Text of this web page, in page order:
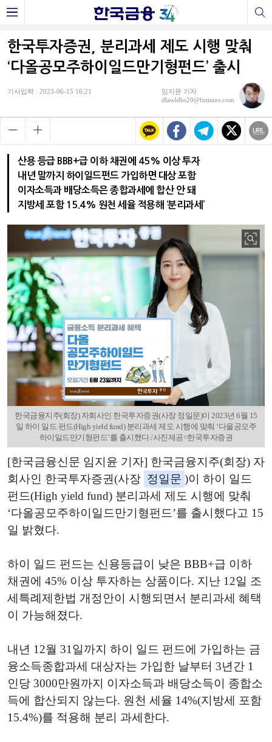
한국투자증권, 분리과세 제도 시행 맞춰
‘다올공모주하이일드만기형펀드’ 출시
기사입력 : 2023-06-15 16:21
임지윤 기자
dlawldbs20@fntimes.com
산용 등급 BBB+급 이하 채권에 45% 이상 투자
내년 말까지 하이일드펀드 가입하면 대상 포함
이자소득과 배당소득은 종합과세에 합산 안 돼
지방세 포함 15.4% 원천 세율 적용해 ‘분리과세’
한국금융지주(회장) 자회사인 한국투자증권(사장 정일문)이 2023년 6월 15
일 하이 일드 펀드(High yield fund) 분리과세 제도 시행에 맞춰 ‘다올공모주
하이일드만기형펀드’를 출시했다./사진제공=한국투자증권
[한국금융신문 임지윤 기자] 한국금융지주(회장) 자
회사인 한국투자증권(사장 정일문 )이 하이 일드
펀드(High yield fund) 분리과세 제도 시행에 맞춰
‘다올공모주하이일드만기형펀드’를 출시했다고 15
일 밝혔다.
하이 일드 펀드는 신용등급이 낮은 BBB+급 이하
채권에 45% 이상 투자하는 상품이다. 지난 12일 조
세특례제한법 개정안이 시행되면서 분리과세 혜택
이 가능해졌다.
내년 12월 31일까지 하이 일드 펀드에 가입하는 금
융소득종합과세 대상자는 가입한 날부터 3년간 1
인당 3000만원까지 이자소득과 배당소득이 종합소
득에 합산되지 않는다. 원천 세율 14%(지방세 포함
15.4%)를 적용해 분리 과세한다.